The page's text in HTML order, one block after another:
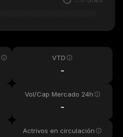
VTD
-
Vol/Cap Mercado 24h
-
Actrivos en circulación